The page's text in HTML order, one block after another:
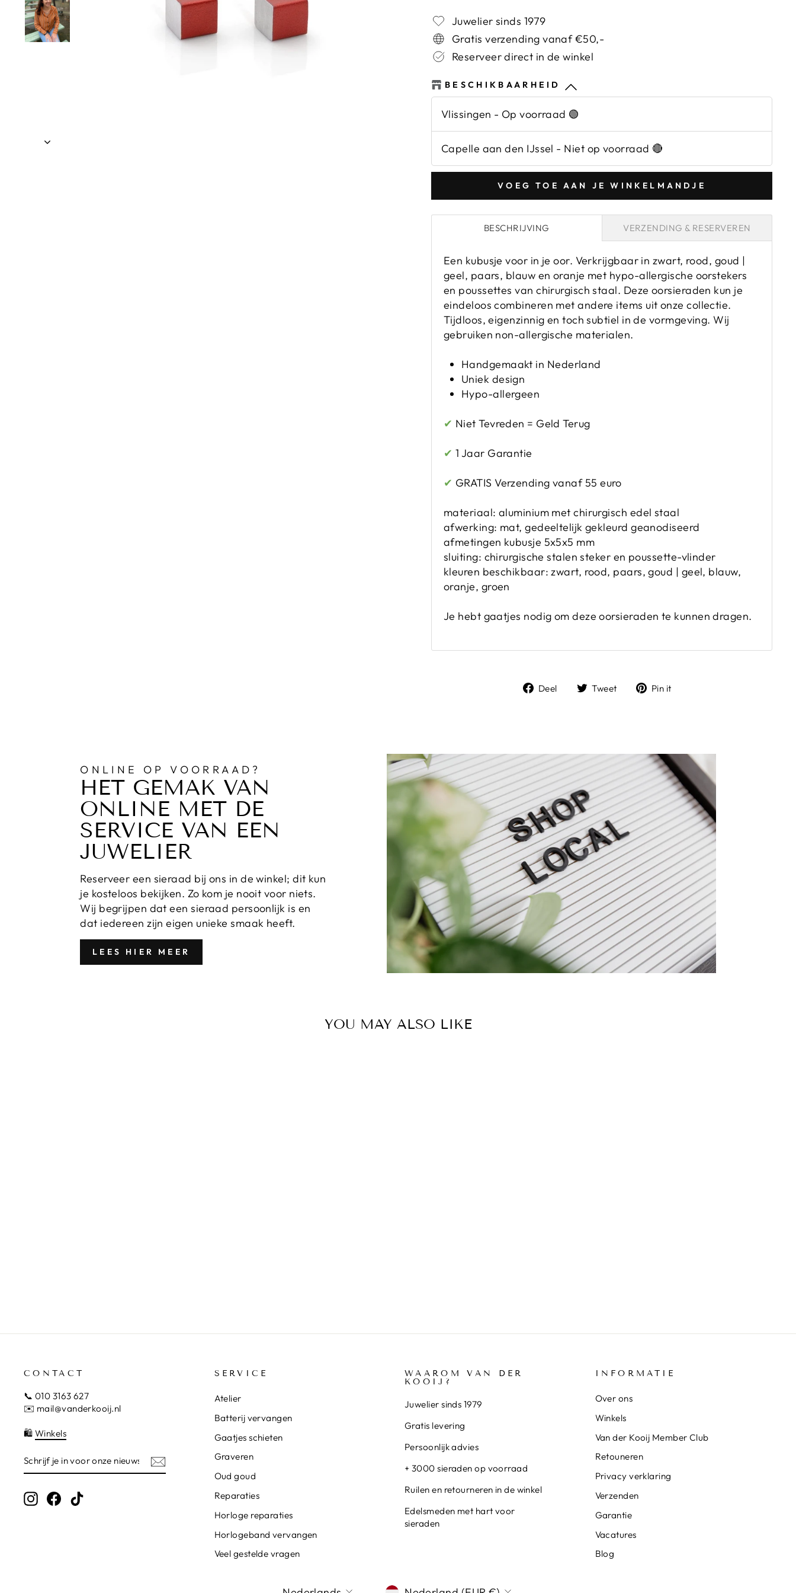
Juwelier sinds 1979
Gratis verzending vanaf €50,-
Reserveer direct in de winkel
BESCHIKBAARHEID
Vlissingen - Op voorraad 🟢
Capelle aan den IJssel - Niet op voorraad 🔴
VOEG TOE AAN JE WINKELMANDJE
BESCHRIJVING VERZENDING & RESERVEREN
Een kubusje voor in je oor. Verkrijgbaar in zwart, rood, goud |
geel, paars, blauw en oranje met hypo-allergische oorstekers
en poussettes van chirurgisch staal. Deze oorsieraden kun je
eindeloos combineren met andere items uit onze collectie.
Tijdloos, eigenzinnig en toch subtiel in de vormgeving. Wij
gebruiken non-allergische materialen.
Handgemaakt in Nederland
Uniek design
Hypo-allergeen
✔ Niet Tevreden = Geld Terug
✔ 1 Jaar Garantie
✔ GRATIS Verzending vanaf 55 euro
materiaal: aluminium met chirurgisch edel staal
afwerking: mat, gedeeltelijk gekleurd geanodiseerd
afmetingen kubusje 5x5x5 mm
sluiting: chirurgische stalen steker en poussette-vlinder
kleuren beschikbaar: zwart, rood, paars, goud | geel, blauw,
oranje, groen
Je hebt gaatjes nodig om deze oorsieraden te kunnen dragen.
Deel
Deel Tweet
TweetPin it
ONLINE OP VOORRAAD?
HET GEMAK VAN
ONLINE MET DE
SERVICE VAN EEN
JUWELIER
Reserveer een sieraad bij ons in de winkel; dit kun
je kosteloos bekijken. Zo kom je nooit voor niets.
Wij begrijpen dat een sieraad persoonlijk is en
dat iedereen zijn eigen unieke smaak heeft.
LEES HIER MEER
YOU MAY ALSO LIKE
CONTACT
📞 010 3163 627
✉️ mail@vanderkooij.nl
🛍️ Winkels
JE
IN
ONZE
NIEUWSBRIEF
Instagram
Facebook
SERVICE
Atelier
Batterij vervangen
Gaatjes schieten
Graveren
Oud goud
Reparaties
Horloge reparaties
Horlogeband vervangen
Veel gestelde vragen
WAAROM VAN DER
KOOIJ?
Juwelier sinds 1979
Gratis levering
Persoonlijk advies
+ 3000 sieraden op voorraad
Ruilen en retourneren in de winkel
Edelsmeden met hart voor
sieraden
INFORMATIE
Over ons
Winkels
Van der Kooij Member Club
Retouneren
Privacy verklaring
Verzenden
Garantie
Vacatures
Blog